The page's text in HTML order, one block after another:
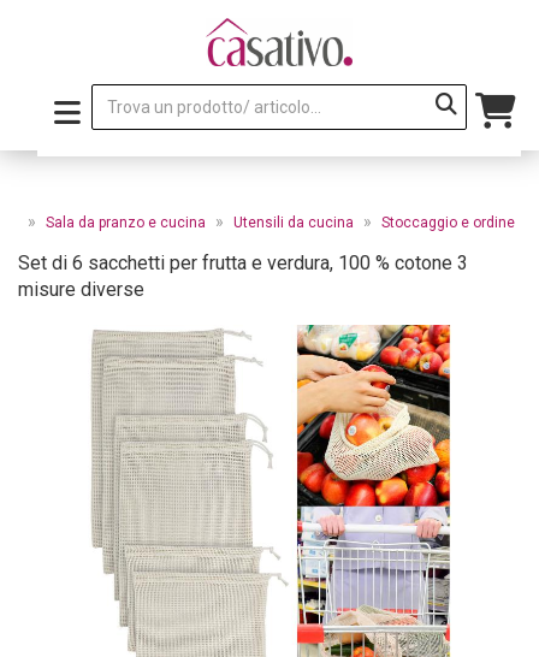
» Sala da pranzo e cucina » Utensili da cucina » Stoccaggio e ordine
Set di 6 sacchetti per frutta e verdura, 100 % cotone 3
misure diverse